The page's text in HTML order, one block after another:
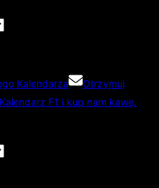
Kalendarza
Otrzymuj
F1 i kup nam kawę.